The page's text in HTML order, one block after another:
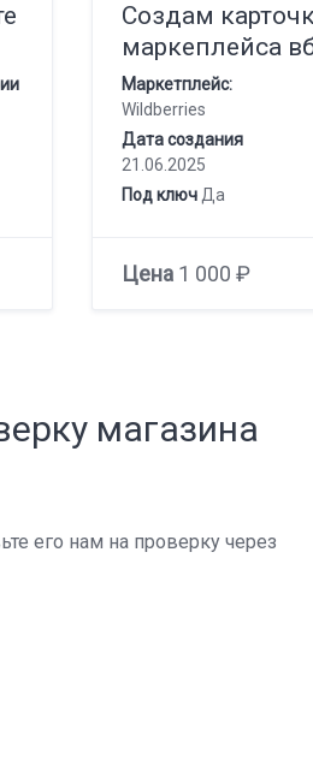
Создам
маркеплейса
Маркетплейс:
Wildberries
Дата создания
21.06.2025
Под ключДа
Цена1 000 ₽
магазина
его нам на проверку через